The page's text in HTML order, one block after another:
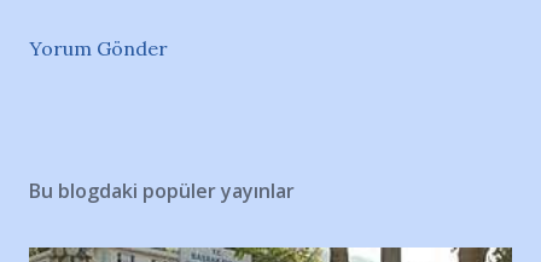
Yorum Gönder
Bu blogdaki popüler yayınlar